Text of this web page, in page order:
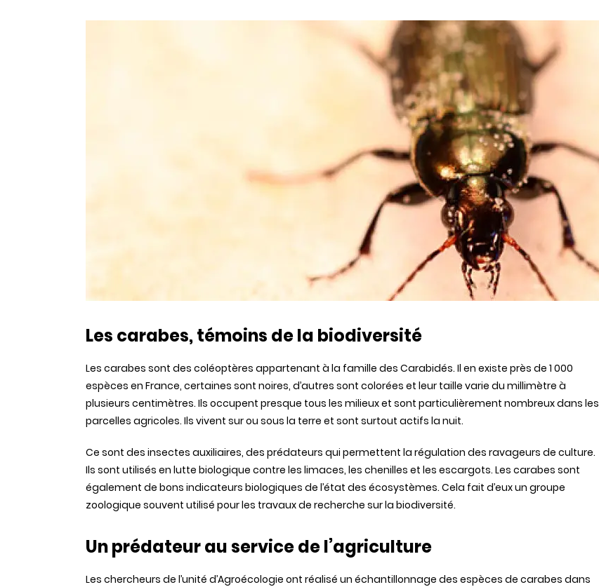
Les carabes, témoins de la biodiversité
Les carabes sont des coléoptères appartenant à la famille des Carabidés. Il en existe près de 1 000
espèces en France, certaines sont noires, d’autres sont colorées et leur taille varie du millimètre à
plusieurs centimètres. Ils occupent presque tous les milieux et sont particulièrement nombreux dans les
parcelles agricoles. Ils vivent sur ou sous la terre et sont surtout actifs la nuit.
Ce sont des insectes auxiliaires, des prédateurs qui permettent la régulation des ravageurs de culture.
Ils sont utilisés en lutte biologique contre les limaces, les chenilles et les escargots. Les carabes sont
également de bons indicateurs biologiques de l’état des écosystèmes. Cela fait d’eux un groupe
zoologique souvent utilisé pour les travaux de recherche sur la biodiversité.
Un prédateur au service de l’agriculture
Les chercheurs de l’unité d’Agroécologie ont réalisé un échantillonnage des espèces de carabes dans